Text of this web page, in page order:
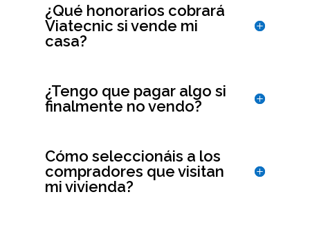
¿Qué honorarios cobrará
Viatecnic si vende mi
casa?
¿Tengo que pagar algo si
finalmente no vendo?
Cómo seleccionáis a los
compradores que visitan
mi vivienda?